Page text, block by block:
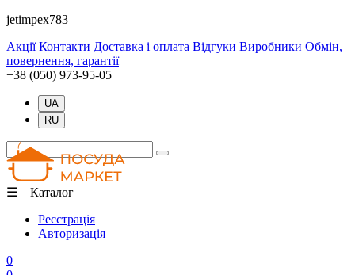
jetimpex783
Акції Контакти Доставка і оплата Відгуки Виробники Обмін,
повернення, гарантії
+38 (050) 973-95-05
UA
RU
☰ Каталог
Реєстрація
Авторизація
0